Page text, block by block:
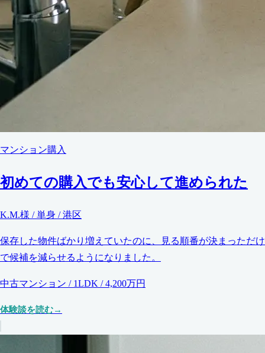
マンション購入
初めての購入でも安心して進められた
K.M.様 / 単身 / 港区
保存した物件ばかり増えていたのに、見る順番が決まっただけ
で候補を減らせるようになりました。
中古マンション / 1LDK / 4,200万円
体験談を読む